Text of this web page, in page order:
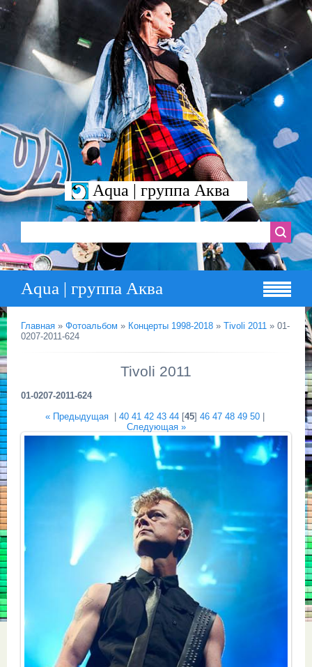
Aqua | группа Аква
Aqua | группа Аква
Главная » Фотоальбом » Концерты 1998-2018 » Tivoli 2011 » 01-
0207-2011-624
Tivoli 2011
01-0207-2011-624
« Предыдущая| 40 41 42 43 44[45] 46 47 48 49 50|
Следующая »